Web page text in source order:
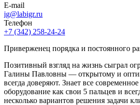
E-mail
ig@labigr.ru
Телефон
+7 (342) 258-24-24
Приверженец порядка и постоянного
Позитивный взгляд на жизнь сыграл
Галины Павловны — открытому и
всегда доверяют. Знает все
оборудование как свои 5 пальцев и
несколько вариантов решения задачи